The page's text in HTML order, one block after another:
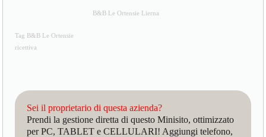
B&B Le Ortensie Lierna
Tag B&B Le Ortensie
ricettiva
Sei il proprietario di questa azienda?
Prendi la gestione diretta di questo Minisito, ottimizzato
per PC, TABLET e CELLULARI! Aggiungi telefono,